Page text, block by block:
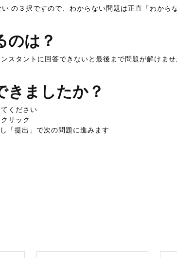
の３択ですので、わからない問題は正直「わから
のは？
スタントに回答できないと最後まで問題が解けま
きましたか？
ください
リック
「提出」で次の問題に進みます